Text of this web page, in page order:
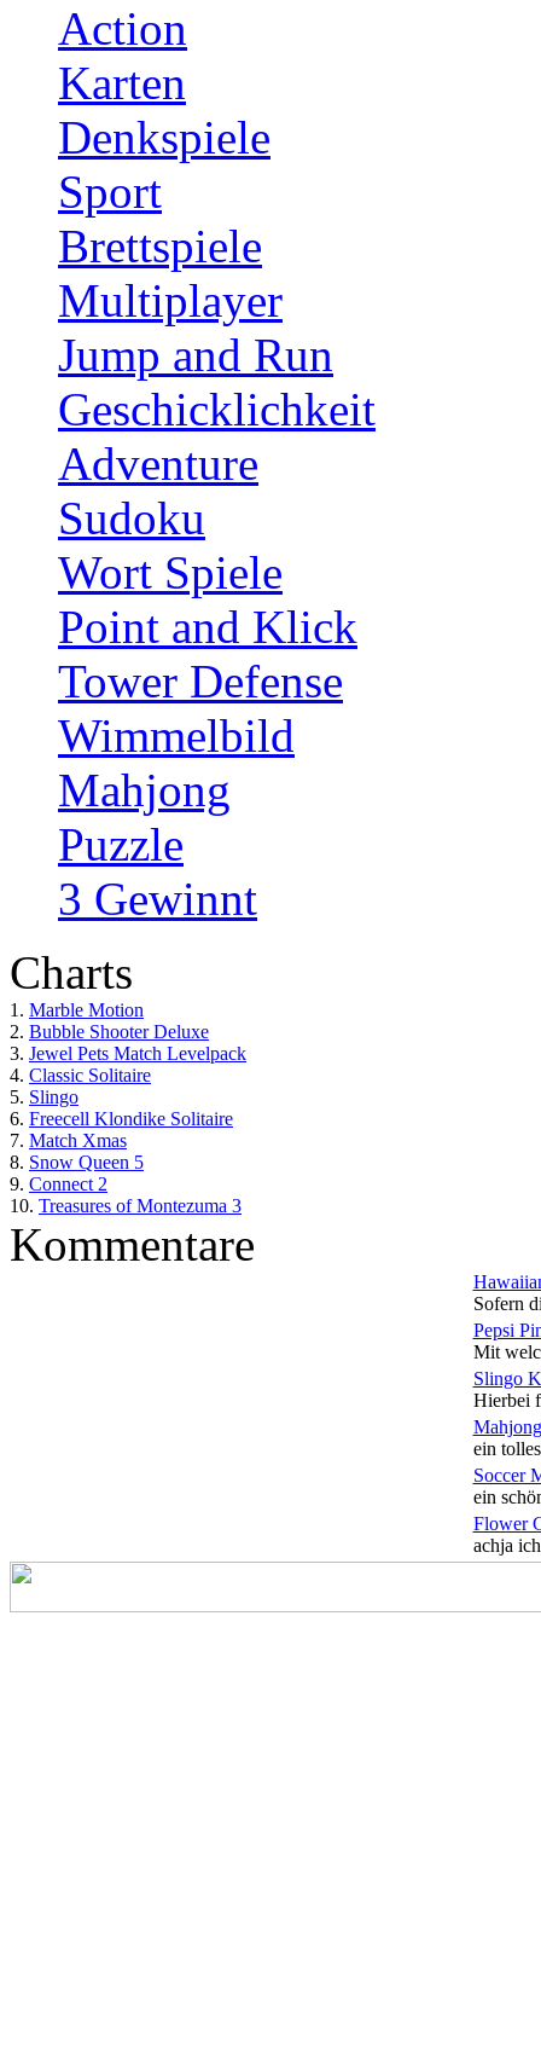
Action
Karten
Denkspiele
Sport
Brettspiele
Multiplayer
Jump and Run
Geschicklichkeit
Adventure
Sudoku
Wort Spiele
Point and Klick
Tower Defense
Wimmelbild
Mahjong
Puzzle
3 Gewinnt
Charts
1. Marble Motion
2. Bubble Shooter Deluxe
3. Jewel Pets Match Levelpack
4. Classic Solitaire
5. Slingo
6. Freecell Klondike Solitaire
7. Match Xmas
8. Snow Queen 5
9. Connect 2
10. Treasures of Montezuma 3
Kommentare
Sofern
Pepsi
Mit
Slingo
Hierbei
ein
Soccer
ein
Flower
achja